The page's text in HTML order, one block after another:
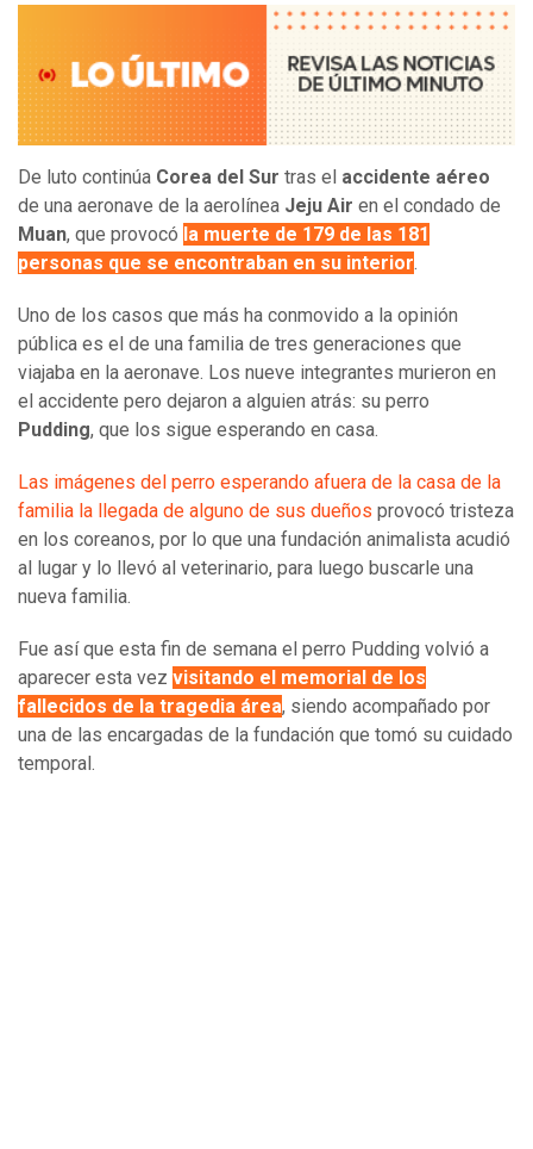
De luto continúa Corea del Sur tras el accidente aéreo
de una aeronave de la aerolínea Jeju Air en el condado de
Muan, que provocó la muerte de 179 de las 181
personas que se encontraban en su interior.
Uno de los casos que más ha conmovido a la opinión
pública es el de una familia de tres generaciones que
viajaba en la aeronave. Los nueve integrantes murieron en
el accidente pero dejaron a alguien atrás: su perro
Pudding, que los sigue esperando en casa.
Las imágenes del perro esperando afuera de la casa de la
familia la llegada de alguno de sus dueños provocó tristeza
en los coreanos, por lo que una fundación animalista acudió
al lugar y lo llevó al veterinario, para luego buscarle una
nueva familia.
Fue así que esta fin de semana el perro Pudding volvió a
aparecer esta vez visitando el memorial de los
fallecidos de la tragedia área, siendo acompañado por
una de las encargadas de la fundación que tomó su cuidado
temporal.